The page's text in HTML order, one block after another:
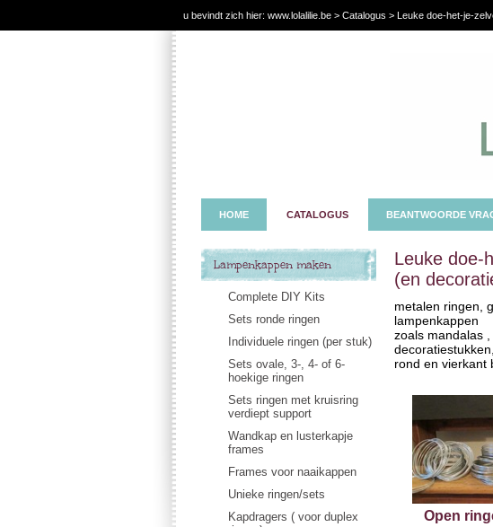
u bevindt zich hier: www.lolalilie.be > Catalogus > Leuke doe-het-je-
HOME CATALOGUS BEANTWOORDE
Lampenkappen maken
Complete DIY Kits
Sets ronde ringen
Individuele ringen (per stuk)
Sets ovale, 3-, 4- of 6-
hoekige ringen
Sets ringen met kruisring
verdiept support
Wandkap en lusterkapje
frames
Frames voor naaikappen
Unieke ringen/sets
Kapdragers ( voor duplex
Leuke doe-
(en
metalen ringen,
lampenkappen
zoals mandalas
decoratiestukken,
rond en vierkant
Open